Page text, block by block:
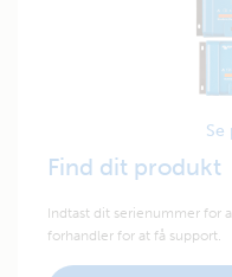
Se
Find dit produkt
Indtast dit serienummer for
forhandler for at få support.